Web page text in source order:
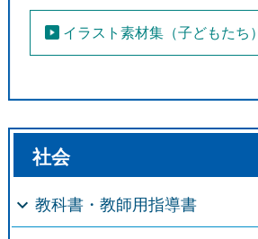
イラスト素材集（子どもたち）
社会
教科書・教師用指導書